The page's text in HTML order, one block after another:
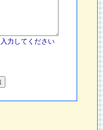
力してください